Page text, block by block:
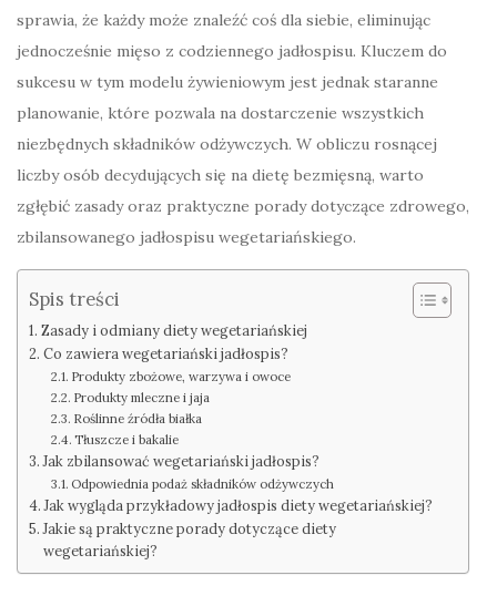
sprawia, że każdy może znaleźć coś dla siebie, eliminując
jednocześnie mięso z codziennego jadłospisu. Kluczem do
sukcesu w tym modelu żywieniowym jest jednak staranne
planowanie, które pozwala na dostarczenie wszystkich
niezbędnych składników odżywczych. W obliczu rosnącej
liczby osób decydujących się na dietę bezmięsną, warto
zgłębić zasady oraz praktyczne porady dotyczące zdrowego,
zbilansowanego jadłospisu wegetariańskiego.
Spis treści
Zasady i odmiany diety wegetariańskiej
Co zawiera wegetariański jadłospis?
Produkty zbożowe, warzywa i owoce
Produkty mleczne i jaja
Roślinne źródła białka
Tłuszcze i bakalie
Jak zbilansować wegetariański jadłospis?
Odpowiednia podaż składników odżywczych
Jak wygląda przykładowy jadłospis diety wegetariańskiej?
Jakie są praktyczne porady dotyczące diety
wegetariańskiej?